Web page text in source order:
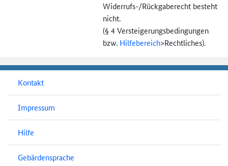
Widerrufs-/Rückgaberecht besteht
nicht.
(§ 4 Versteigerungs­bedingungen
bzw. Hilfebereich>Rechtliches).
Kontakt
Impressum
Hilfe
Gebärdensprache